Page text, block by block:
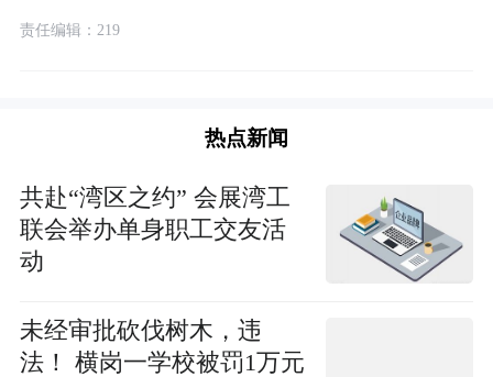
责任编辑：219
热点新闻
共赴“湾区之约” 会展湾工
联会举办单身职工交友活
动
未经审批砍伐树木，违
法！ 横岗一学校被罚1万元